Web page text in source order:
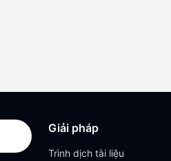
Giải pháp
Trình dịch tài liệu